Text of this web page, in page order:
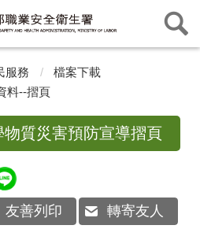
服務
檔案下載
料--摺頁
質災害預防宣導摺頁
友善列印 轉寄友人